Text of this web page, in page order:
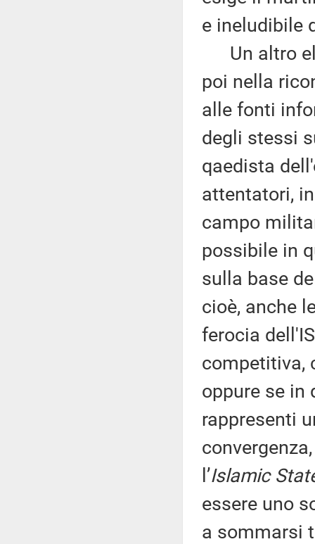
e ineludibile
Un altro
poi nella
alle fonti
degli stessi
qaedista
attentatori,
campo
possibile in
sulla base
cioè, anche
ferocia
competitiva,
oppure se in
rappresenti
l’Islamic
essere uno
a sommarsi